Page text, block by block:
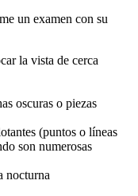
un examen con su
la vista de cerca
oscuras o piezas
(puntos o líneas
son numerosas
nocturna